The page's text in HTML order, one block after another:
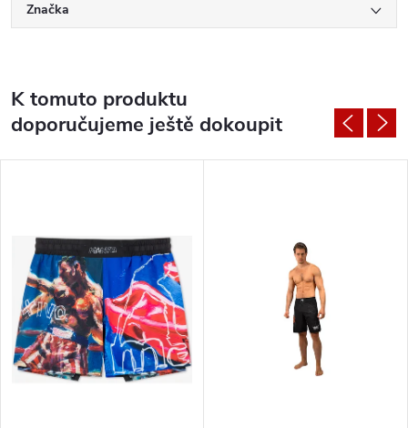
Značka
K tomuto produktu
doporučujeme ještě dokoupit